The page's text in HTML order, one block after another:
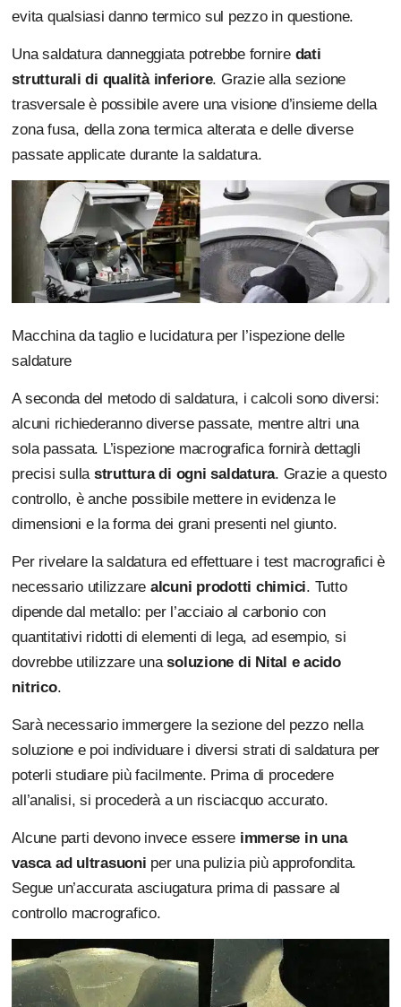
evita qualsiasi danno termico sul pezzo in questione.
Una saldatura danneggiata potrebbe fornire dati
strutturali di qualità inferiore. Grazie alla sezione
trasversale è possibile avere una visione d’insieme della
zona fusa, della zona termica alterata e delle diverse
passate applicate durante la saldatura.
Macchina da taglio e lucidatura per l’ispezione delle
saldature
A seconda del metodo di saldatura, i calcoli sono diversi:
alcuni richiederanno diverse passate, mentre altri una
sola passata. L’ispezione macrografica fornirà dettagli
precisi sulla struttura di ogni saldatura. Grazie a questo
controllo, è anche possibile mettere in evidenza le
dimensioni e la forma dei grani presenti nel giunto.
Per rivelare la saldatura ed effettuare i test macrografici è
necessario utilizzare alcuni prodotti chimici. Tutto
dipende dal metallo: per l’acciaio al carbonio con
quantitativi ridotti di elementi di lega, ad esempio, si
dovrebbe utilizzare unasoluzione di Nital e acido
nitrico.
Sarà necessario immergere la sezione del pezzo nella
soluzione e poi individuare i diversi strati di saldatura per
poterli studiare più facilmente. Prima di procedere
all’analisi, si procederà a un risciacquo accurato.
Alcune parti devono invece essere immerse in una
vasca ad ultrasuoni per una pulizia più approfondita.
Segue un’accurata asciugatura prima di passare al
controllo macrografico.